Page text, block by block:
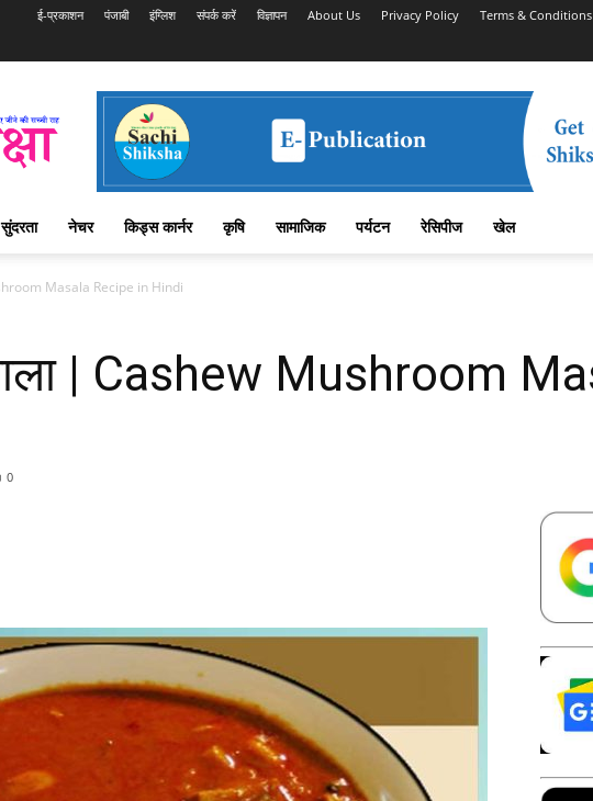
ई-प्रकाशन पंजाबी इंग्लिश संपर्क करें विज्ञापन About Us Privacy Policy Terms & Conditions
सुंदरता नेचर किड्स कार्नर कृषि सामाजिक पर्यटन रेसिपीज खेल
Masala Recipe in Hindi
| Cashew Mushroom
0